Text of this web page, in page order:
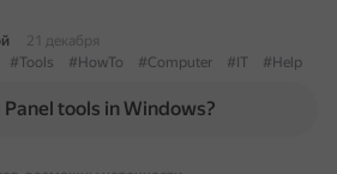
21 декабря
#Tools #HowTo #Computer #IT #Help
tools in Windows?